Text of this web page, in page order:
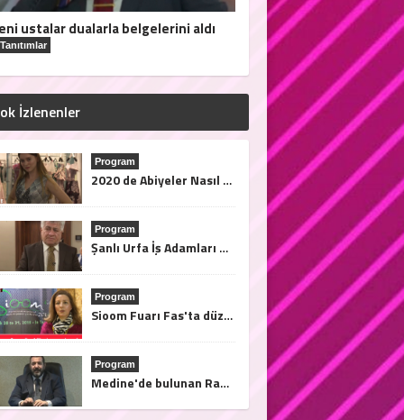
ustalar dualarla belgelerini aldı
Tanıtımlar
İzlenenler
Program
2020 de Abiyeler Nasıl Olacak?
Program
Şanlı Urfa İş Adamları Derneği Başkanı Sami Çiriş Finans Türk Tv'ye açıklamalarda bulundu.
Program
Sioom Fuarı Fas'ta düzenleniyor. Afrika'ya açılma fırsatları bu fuarda..28/31 2019 Mart tarihleri arasında Tanja'da
Program
Medine'de bulunan Rama el Medine Hotel Nasıl?